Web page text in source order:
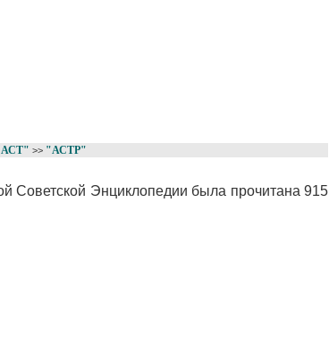
>> "АСТР"
Советской Энциклопедии была прочитана 915